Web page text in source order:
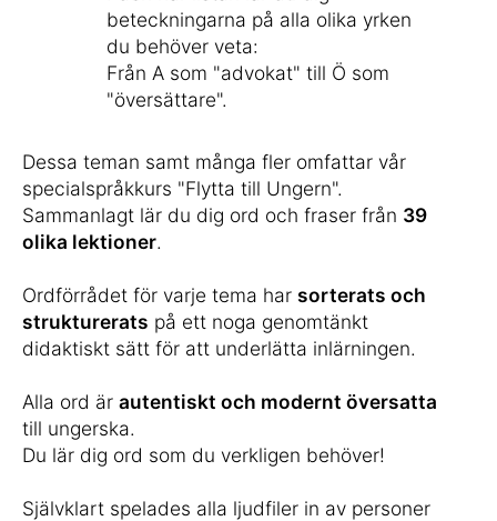
beteckningarna på alla olika yrken
du behöver veta:
Från A som "advokat" till Ö som
"översättare".
Dessa teman samt många fler omfattar vår
specialspråkkurs "Flytta till Ungern".
Sammanlagt lär du dig ord och fraser från 39
olika lektioner.
Ordförrådet för varje tema har sorterats och
strukturerats på ett noga genomtänkt
didaktiskt sätt för att underlätta inlärningen.
Alla ord är autentiskt och modernt översatta
till ungerska.
Du lär dig ord som du verkligen behöver!
Självklart spelades alla ljudfiler in av personer